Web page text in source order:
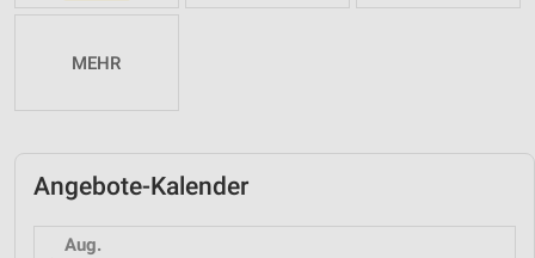
MEHR
Angebote-Kalender
Aug.